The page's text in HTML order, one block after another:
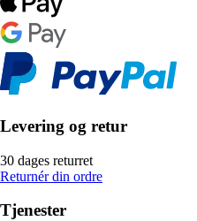
Levering og retur
30 dages returret
Returnér din ordre
Tjenester